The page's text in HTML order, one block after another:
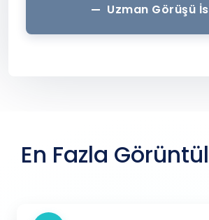
Uzman Görüşü
En Fazla